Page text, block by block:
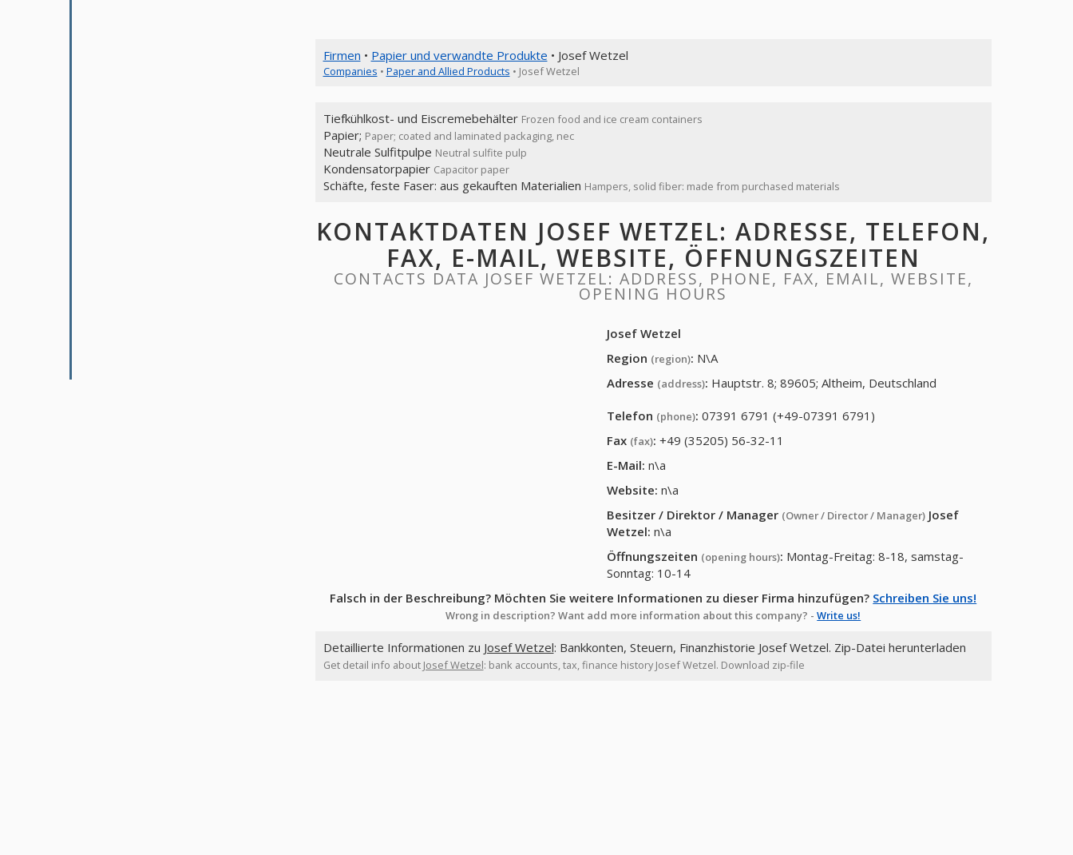
Firmen • Papier und verwandte Produkte • Josef Wetzel
Companies • Paper and Allied Products • Josef Wetzel
Tiefkühlkost- und Eiscremebehälter Frozen food and ice cream containers
Papier; Paper; coated and laminated packaging, nec
Neutrale Sulfitpulpe Neutral sulfite pulp
Kondensatorpapier Capacitor paper
Schäfte, feste Faser: aus gekauften Materialien Hampers, solid fiber: made from purchased materials
KONTAKTDATEN JOSEF WETZEL: ADRESSE, TELEFON,
FAX, E-MAIL, WEBSITE, ÖFFNUNGSZEITEN
CONTACTS DATA JOSEF WETZEL: ADDRESS, PHONE, FAX, EMAIL, WEBSITE,
OPENING HOURS
Josef Wetzel
Region (region): N\A
Adresse (address): Hauptstr. 8; 89605; Altheim, Deutschland
Telefon (phone): 07391 6791 (+49-07391 6791)
Fax (fax): +49 (35205) 56-32-11
E-Mail: n\a
Website: n\a
Besitzer / Direktor / Manager (Owner / Director / Manager) Josef
Wetzel: n\a
Öffnungszeiten (opening hours): Montag-Freitag: 8-18, samstag-
Sonntag: 10-14
Falsch in der Beschreibung? Möchten Sie weitere Informationen zu dieser Firma hinzufügen? Schreiben Sie uns!
Wrong in description? Want add more information about this company? -Write us!
Detaillierte Informationen zu Josef Wetzel: Bankkonten, Steuern, Finanzhistorie Josef Wetzel. Zip-Datei herunterladen
Get detail info about Josef Wetzel: bank accounts, tax, finance history Josef Wetzel. Download zip-file